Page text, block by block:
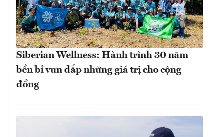
Siberian Wellness: Hành trình 30 năm
bền bỉ vun đắp những giá trị cho cộng
đồng